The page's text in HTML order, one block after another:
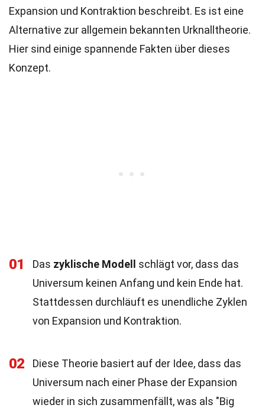
Expansion und Kontraktion beschreibt. Es ist eine
Alternative zur allgemein bekannten Urknalltheorie.
Hier sind einige spannende Fakten über dieses
Konzept.
01 Das zyklische Modell
schlägt vor, dass das
Universum keinen Anfang und kein Ende hat.
Stattdessen durchläuft es unendliche Zyklen
von Expansion und Kontraktion.
02
Diese Theorie basiert auf der Idee, dass das
Universum nach einer Phase der Expansion
wieder in sich zusammenfällt, was als "Big